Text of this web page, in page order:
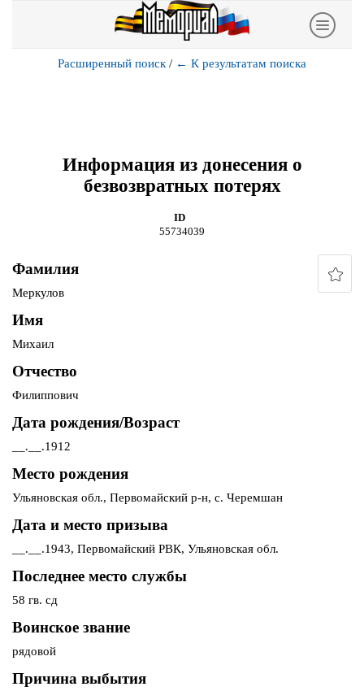
Расширенный поиск / ← К результатам поиска
Информация из донесения о
безвозвратных потерях
ID
55734039
Фамилия
Меркулов
Имя
Михаил
Отчество
Филиппович
Дата рождения/Возраст
__.__.1912
Место рождения
Ульяновская обл., Первомайский р-н, с. Черемшан
Дата и место призыва
__.__.1943, Первомайский РВК, Ульяновская обл.
Последнее место службы
58 гв. сд
Воинское звание
рядовой
Причина выбытия